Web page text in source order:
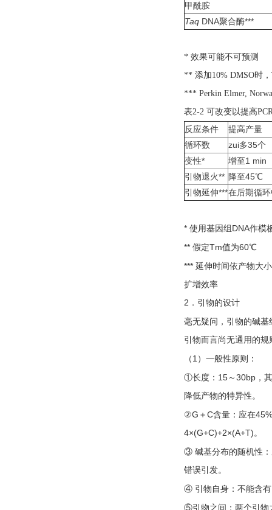
甲酰胺
Taq DNA聚合酶***
* 效果可能不可预测
** 添加10% DMSO时
*** Perkin Elmer,
表2-2 可改变以提高
反应条件
提高产量
循环数
zui多35个
变性*
增至1 min
引物退火** 降至45℃
引物延伸***在后期循
* 使用基因组DNA作模
** 假定Tm值为60℃
*** 延伸时间依产物大
扩增效率
2．引物的设计
毫无疑问，引物的碱
引物而言尚无通用的
（1）一般性原则：
①长度：15～30bp，
降低产物的特异性。
②G＋C含量：应在
4×(G+C)+2×(A+T)。
③ 碱基分布的随机性：
错误引发。
④ 引物自身：不能含
⑤引物之间：两个引物